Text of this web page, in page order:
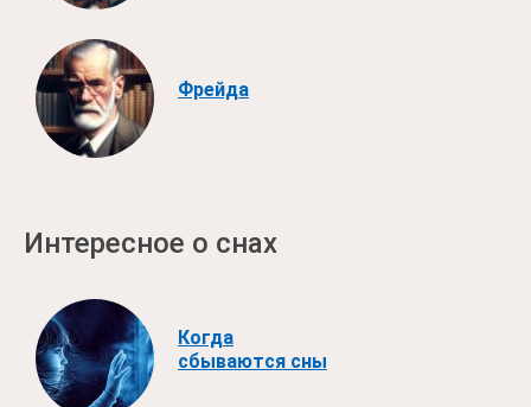
Фрейда
Интересное о снах
Когда
сбываются сны